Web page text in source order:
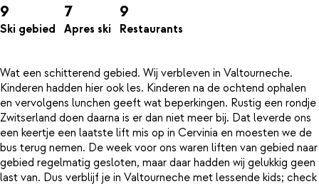
9
Ski gebied
7
Apres ski
9
Restaurants
Wat een schitterend gebied. Wij verbleven in Valtourneche.
Kinderen hadden hier ook les. Kinderen na de ochtend ophalen
en vervolgens lunchen geeft wat beperkingen. Rustig een rondje
Zwitserland doen daarna is er dan niet meer bij. Dat leverde ons
een keertje een laatste lift mis op in Cervinia en moesten we de
bus terug nemen. De week voor ons waren liften van gebied naar
gebied regelmatig gesloten, maar daar hadden wij gelukkig geen
last van. Dus verblijf je in Valtourneche met lessende kids; check